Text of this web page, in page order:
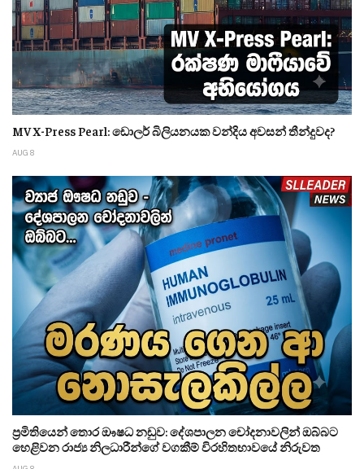
MV X-Press Pearl: ඩොලර් බිලියනයක වන්දිය අවසන් තීන්දුවද?
AUG 8
ප්‍රමිතියෙන් තොර ඖෂධ නඩුව: දේශපාලන චෝදනාවලින් ඔබ්බට
හෙළිවන රාජ්‍ය නිලධාරීන්ගේ වගකීම් විරහිතභාවයේ නිරුවත